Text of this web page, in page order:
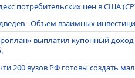
потребительских цен в США
- Объем взаимных
выплатил купонный
200 вузов РФ готовы создать